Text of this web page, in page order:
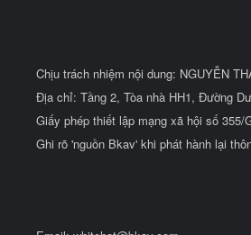
Chịu trách nhiệm nội dung: NGUYỄN
Địa chỉ: Tầng 2, Tòa nhà HH1, Đường
Giấy phép thiết lập mạng xã hội số
Ghi rõ 'nguồn Bkav' khi phát hành lại